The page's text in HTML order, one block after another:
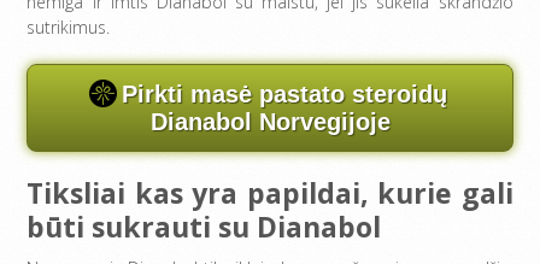
sutrikimus.
Pirkti masė pastato steroidų
Dianabol Norvegijoje
Tiksliai kas yra papildai, kurie gali
būti sukrauti su Dianabol